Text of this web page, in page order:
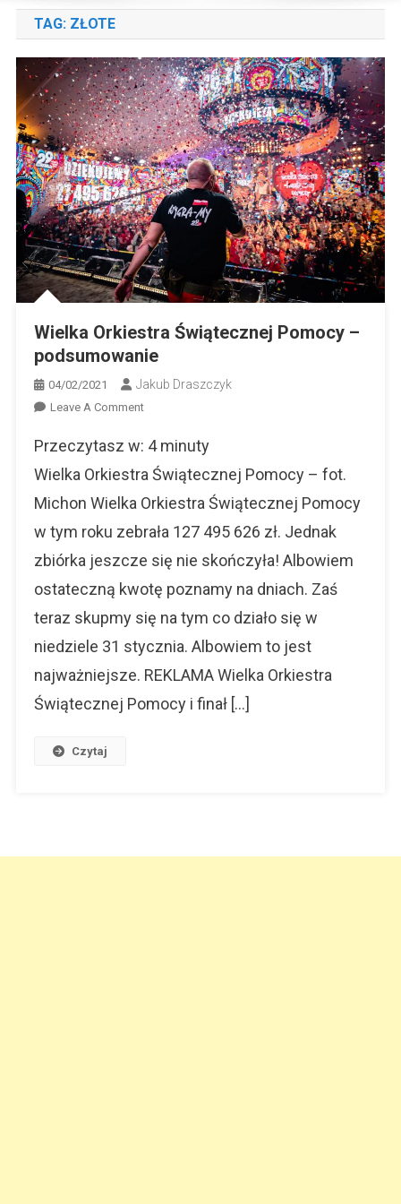
TAG: ZŁOTE
Wielka Orkiestra Świątecznej Pomocy –
podsumowanie
04/02/2021 Jakub Draszczyk
Leave A CommentOn
Orkiestra
Świątecznej
–
Podsumowanie
Przeczytasz w: 4 minuty
Wielka Orkiestra Świątecznej Pomocy – fot.
Michon Wielka Orkiestra Świątecznej Pomocy
w tym roku zebrała 127 495 626 zł. Jednak
zbiórka jeszcze się nie skończyła! Albowiem
ostateczną kwotę poznamy na dniach. Zaś
teraz skupmy się na tym co działo się w
niedziele 31 stycznia. Albowiem to jest
najważniejsze. REKLAMA Wielka Orkiestra
Świątecznej Pomocy i finał […]
Czytaj